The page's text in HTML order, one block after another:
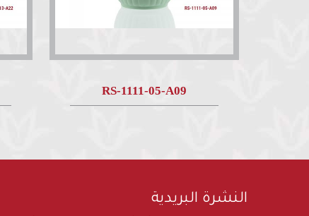
RS-1111-05-A09
النشرة البريدية